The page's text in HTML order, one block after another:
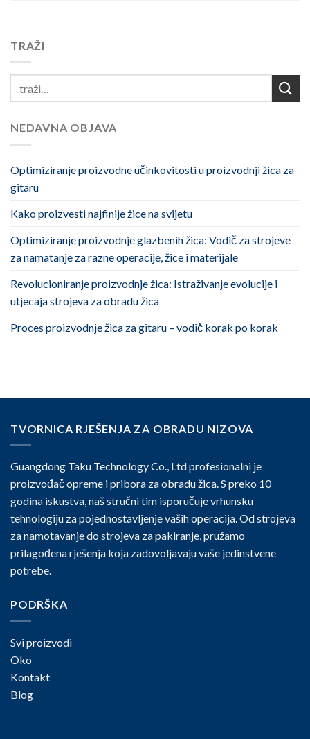
TRAŽI
NEDAVNA OBJAVA
Optimiziranje proizvodne učinkovitosti u proizvodnji žica za
gitaru
Kako proizvesti najfinije žice na svijetu
Optimiziranje proizvodnje glazbenih žica: Vodič za strojeve
za namatanje za razne operacije, žice i materijale
Revolucioniranje proizvodnje žica: Istraživanje evolucije i
utjecaja strojeva za obradu žica
Proces proizvodnje žica za gitaru – vodič korak po korak
TVORNICA RJEŠENJA ZA OBRADU NIZOVA
Guangdong Taku Technology Co., Ltd profesionalni je
proizvođač opreme i pribora za obradu žica. S preko 10
godina iskustva, naš stručni tim isporučuje vrhunsku
tehnologiju za pojednostavljenje vaših operacija. Od strojeva
za namotavanje do strojeva za pakiranje, pružamo
prilagođena rješenja koja zadovoljavaju vaše jedinstvene
potrebe.
PODRŠKA
Svi proizvodi
Oko
Kontakt
Blog